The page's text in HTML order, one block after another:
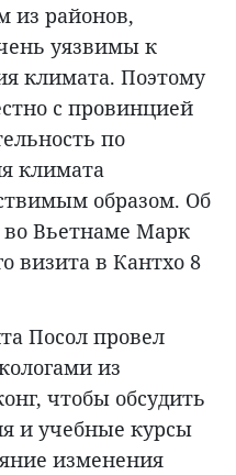
из районов,
уязвимы к
климата. Поэтому
с провинцией
по
климата
образом. Об
Вьетнаме Марк
визита в Кантхо 8
Посол провел
из
чтобы обсудить
и учебные курсы
изменения